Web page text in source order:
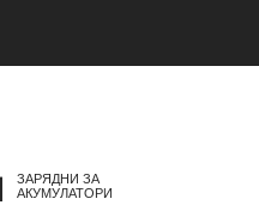
ЗАРЯДНИ ЗА
АКУМУЛАТОРИ